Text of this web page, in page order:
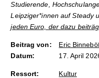
Studierende,
Leipziger*innen auf Steady
jeden Euro, der dazu
Beitrag von:
Eric
Datum:
17. April
Ressort:
Kultur